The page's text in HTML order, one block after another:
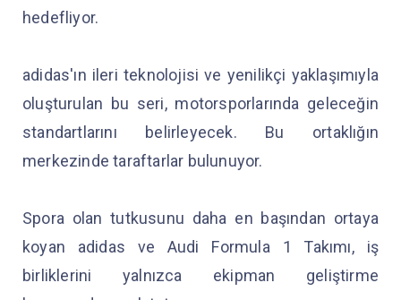
hedefliyor.
adidas'ın ileri teknolojisi ve yenilikçi yaklaşımıyla
oluşturulan bu seri, motorsporlarında geleceğin
standartlarını belirleyecek. Bu ortaklığın
merkezinde taraftarlar bulunuyor.
Spora olan tutkusunu daha en başından ortaya
koyan adidas ve Audi Formula 1 Takımı, iş
birliklerini yalnızca ekipman geliştirme